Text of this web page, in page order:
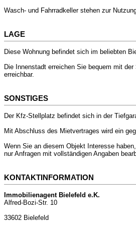
Wasch- und Fahrradkeller stehen zur
LAGE
Diese Wohnung befindet sich im beliebten
Die Innenstadt erreichen Sie bequem mit
erreichbar.
SONSTIGES
Der Kfz-Stellplatz befindet sich in der
Mit Abschluss des Mietvertrages wird ein
Wenn Sie an diesem Objekt Interesse
nur Anfragen mit vollständigen Angaben
KONTAKTINFORMATION
Immobilienagent Bielefeld e.K.
Alfred-Bozi-Str. 10
33602 Bielefeld